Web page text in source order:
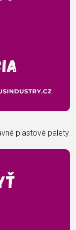
plastové palety